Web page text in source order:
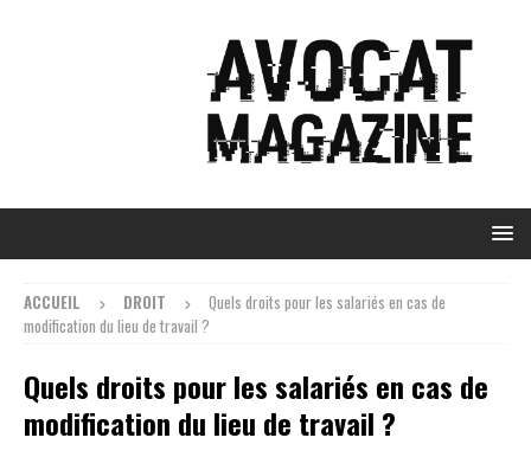
ACCUEIL DROIT
Quels droits pour les salariés en cas de
modification du lieu de travail ?
Quels droits pour les salariés en cas de
modification du lieu de travail ?